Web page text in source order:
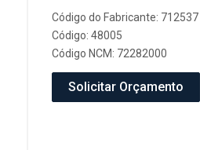
Código do Fabricante: 712537
Código: 48005
Código NCM: 72282000
Solicitar Orçamento